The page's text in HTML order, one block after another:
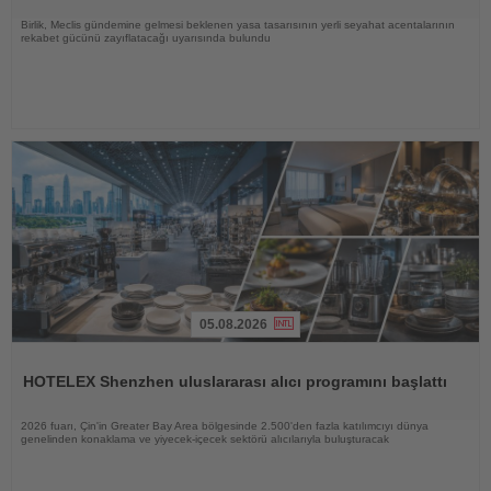
Birlik, Meclis gündemine gelmesi beklenen yasa tasarısının yerli seyahat acentalarının
rekabet gücünü zayıflatacağı uyarısında bulundu
05.08.2026
HOTELEX Shenzhen uluslararası alıcı programını başlattı
2026 fuarı, Çin'in Greater Bay Area bölgesinde 2.500'den fazla katılımcıyı dünya
genelinden konaklama ve yiyecek-içecek sektörü alıcılarıyla buluşturacak